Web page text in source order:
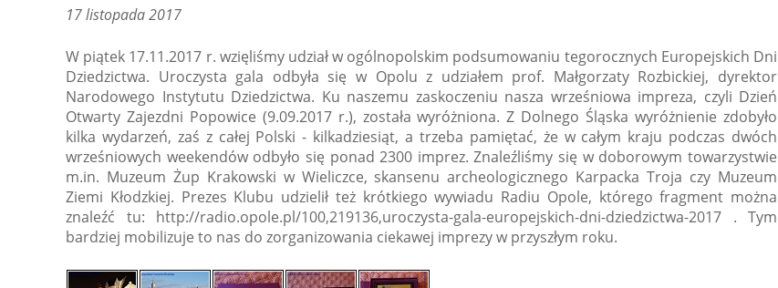
17 listopada 2017
W piątek 17.11.2017 r. wzięliśmy udział w ogólnopolskim podsumowaniu tegorocznych Europejskich Dni
Dziedzictwa. Uroczysta gala odbyła się w Opolu z udziałem prof. Małgorzaty Rozbickiej, dyrektor
Narodowego Instytutu Dziedzictwa. Ku naszemu zaskoczeniu nasza wrześniowa impreza, czyli Dzień
Otwarty Zajezdni Popowice (9.09.2017 r.), została wyróżniona. Z Dolnego Śląska wyróżnienie zdobyło
kilka wydarzeń, zaś z całej Polski - kilkadziesiąt, a trzeba pamiętać, że w całym kraju podczas dwóch
wrześniowych weekendów odbyło się ponad 2300 imprez. Znaleźliśmy się w doborowym towarzystwie
m.in. Muzeum Żup Krakowski w Wieliczce, skansenu archeologicznego Karpacka Troja czy Muzeum
Ziemi Kłodzkiej. Prezes Klubu udzielił też krótkiego wywiadu Radiu Opole, którego fragment można
znaleźć tu: http://radio.opole.pl/100,219136,uroczysta-gala-europejskich-dni-dziedzictwa-2017 . Tym
bardziej mobilizuje to nas do zorganizowania ciekawej imprezy w przyszłym roku.